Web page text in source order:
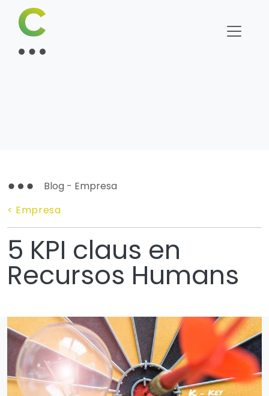
Blog - Empresa
< Empresa
5 KPI claus en
Recursos Humans